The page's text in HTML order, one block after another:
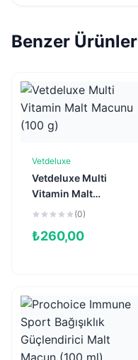
Benzer Ürünler
Sepete Ekle
Vetdeluxe
Vetdeluxe Multi
Vitamin Malt
Macunu (100 g)
(0)
₺260,00